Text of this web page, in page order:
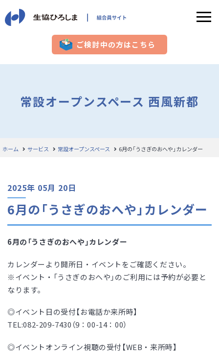
ご検討中の方はこちら
常設オープンスペース 西風新都
ホーム サービス 常設オープンスペース 6月の「うさぎのおへや」カレンダー
2025年 05月 20日
6月の「うさぎのおへや」カレンダー
6月の「うさぎのおへや」カレンダー
カレンダーより開所日・イベントをご確認ください。
※イベント・「うさぎのおへや」のご利用には予約が必要と
なります。
◎イベント日の受付【お電話か来所時】
TEL:082-209-7430（9：00-14：00）
◎イベントオンライン視聴の受付【WEB・来所時】